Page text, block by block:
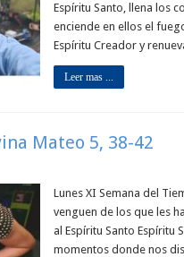
Espíritu Santo, llena los
enciende en ellos el
Espíritu Creador y
Leer mas ...
Mateo 5, 38-42
Lunes XI Semana del
venguen de los que les
al Espíritu Santo Espíritu
momentos donde nos